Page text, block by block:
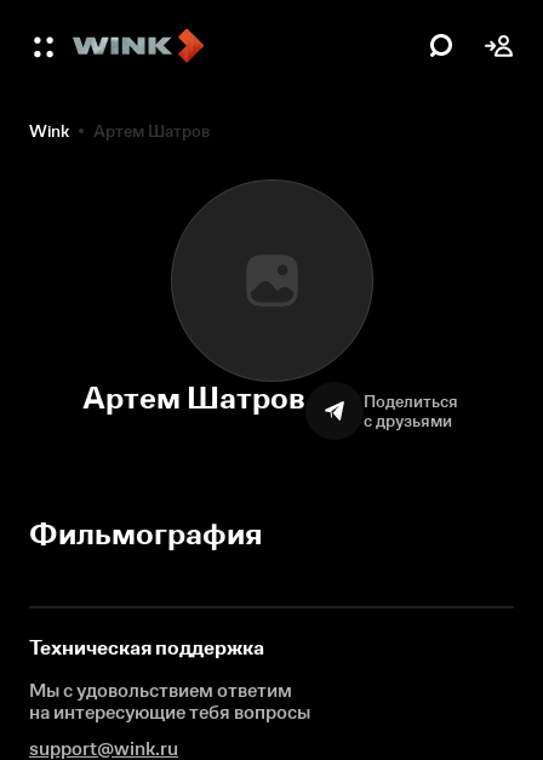
Wink Артем Шатров
Артем Шатров
Поделиться
с друзьями
Фильмография
Техническая поддержка
Мы с удовольствием ответим
на интересующиетебя вопросы
support@wink.ru